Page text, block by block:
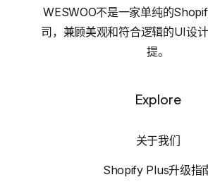
WESWOO不是一家单纯的
司，兼顾美观和符合逻辑的UI设
提。
Explore
关于我们
Shopify Plus升级指